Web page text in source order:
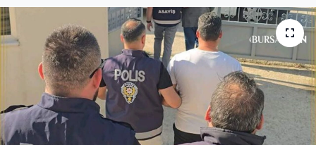
Gündem
Sağlık
Eğitim
Ekonomi
Haber Arşivi